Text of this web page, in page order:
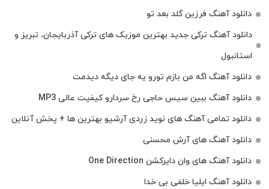
دانلود آهنگ فرزین گلد بعد تو
دانلود آهنگ ترکی جدید بهترین موزیک‌ های ترکی آذربایجان، تبریز و
استانبول
دانلود آهنگ اگه من بازم تورو یه جای دیگه دیدمت
دانلود آهنگ ببین سیس حاجی رخ سردارو کیفیت عالی MP3
دانلود تمامی آهنگ های نوید زردی آرشیو بهترین ها + پخش آنلاین
دانلود آهنگ های آرش محسنی
دانلود آهنگ های وان دایرکشن One Direction
دانلود آهنگ ایلیا خلفی بی خدا